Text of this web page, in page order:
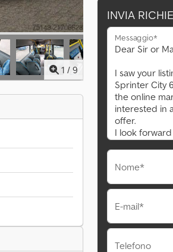
1 / 9
INVIA
Messaggio*
Nome*
E-mail*
Telefono